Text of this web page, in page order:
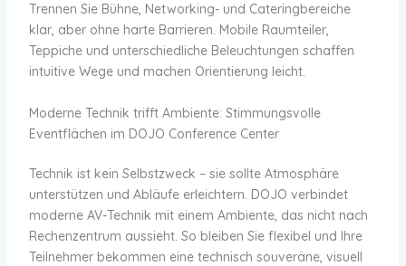
Trennen Sie Bühne, Networking- und Cateringbereiche
klar, aber ohne harte Barrieren. Mobile Raumteiler,
Teppiche und unterschiedliche Beleuchtungen schaffen
intuitive Wege und machen Orientierung leicht.
Moderne Technik trifft Ambiente: Stimmungsvolle
Eventflächen im DOJO Conference Center
Technik ist kein Selbstzweck – sie sollte Atmosphäre
unterstützen und Abläufe erleichtern. DOJO verbindet
moderne AV-Technik mit einem Ambiente, das nicht nach
Rechenzentrum aussieht. So bleiben Sie flexibel und Ihre
Teilnehmer bekommen eine technisch souveräne, visuell